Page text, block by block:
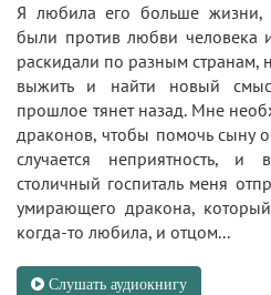
Я любила его больше жизни,
были против любви человека
раскидали по разным странам,
выжить и найти новый
прошлое тянет назад. Мне
драконов, чтобы помочь сыну
случается неприятность, и
столичный госпиталь меня
умирающего дракона,
когда-то любила, и отцом...
Слушать аудиокнигу